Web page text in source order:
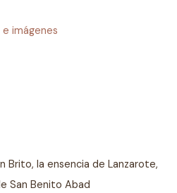
imágenes
Brito, la ensencia de Lanzarote,
San Benito Abad